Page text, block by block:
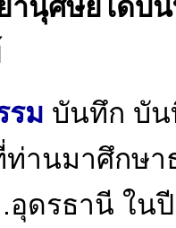
านุศิษย์ได้บั
รม บันทึก บั
ท่านมาศึกษ
อุดรธานี ใน